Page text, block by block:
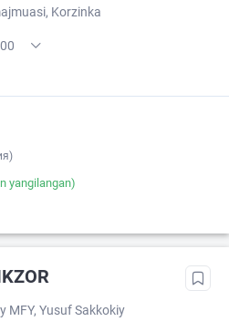
Korzinka
yangilangan)
MFY, Yusuf Sakkokiy